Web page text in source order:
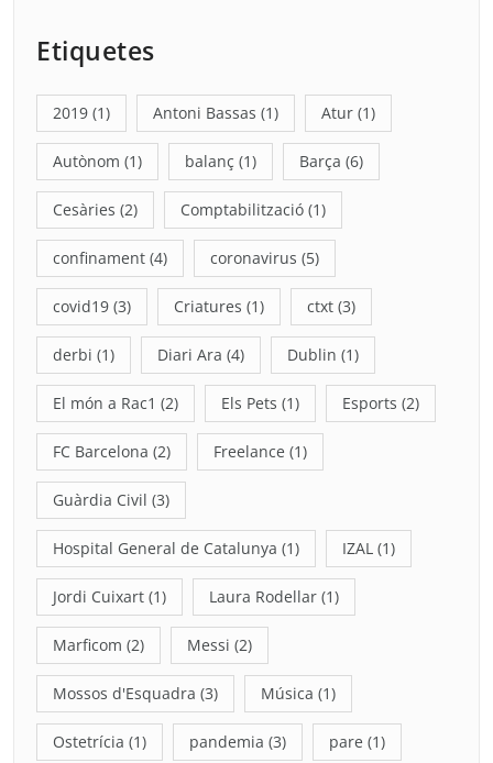
Etiquetes
2019 (1) Antoni Bassas (1) Atur (1)
Autònom (1) balanç (1) Barça (6)
Cesàries (2) Comptabilització (1)
confinament (4) coronavirus (5)
covid19 (3) Criatures (1) ctxt (3)
derbi (1) Diari Ara (4) Dublin (1)
El món a Rac1 (2) Els Pets (1) Esports (2)
FC Barcelona (2) Freelance (1)
Guàrdia Civil (3)
Hospital General de Catalunya (1) IZAL (1)
Jordi Cuixart (1) Laura Rodellar (1)
Marficom (2) Messi (2)
Mossos d'Esquadra (3) Música (1)
Ostetrícia (1) pandemia (3) pare (1)